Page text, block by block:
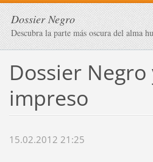
Dossier Negro
Descubra la parte más oscura del alma
Dossier Negro
impreso
15.02.2012 21:25